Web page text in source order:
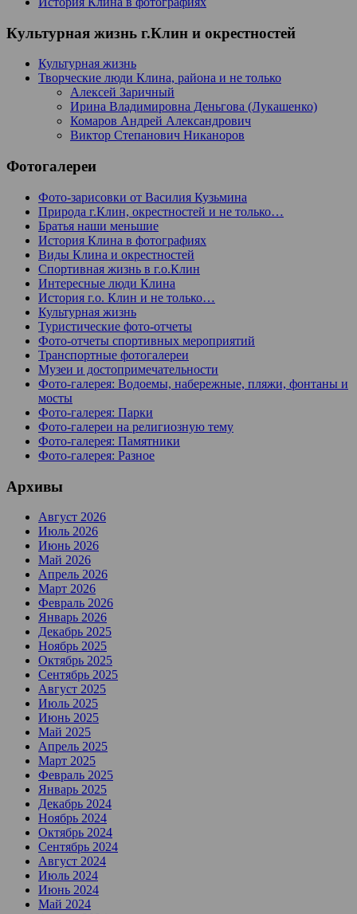
Культурная жизнь г.Клин и окрестностей
Культурная жизнь
Творческие люди Клина, района и не только
Алексей Заричный
Ирина Владимировна Деньгова (Лукашенко)
Комаров Андрей Александрович
Виктор Степанович Никаноров
Фотогалереи
Фото-зарисовки от Василия Кузьмина
Природа г.Клин, окрестностей и не только…
Братья наши меньшие
История Клина в фотографиях
Виды Клина и окрестностей
Спортивная жизнь в г.о.Клин
Интересные люди Клина
История г.о. Клин и не только…
Культурная жизнь
Туристические фото-отчеты
Фото-отчеты спортивных мероприятий
Транспортные фотогалереи
Музеи и достопримечательности
Фото-галерея: Водоемы, набережные, пляжи, фонтаны и
мосты
Фото-галерея: Парки
Фото-галереи на религиозную тему
Фото-галерея: Памятники
Фото-галерея: Разное
Архивы
Август 2026
Июль 2026
Июнь 2026
Май 2026
Апрель 2026
Март 2026
Февраль 2026
Январь 2026
Декабрь 2025
Ноябрь 2025
Октябрь 2025
Сентябрь 2025
Август 2025
Июль 2025
Июнь 2025
Май 2025
Апрель 2025
Март 2025
Февраль 2025
Январь 2025
Декабрь 2024
Ноябрь 2024
Октябрь 2024
Сентябрь 2024
Август 2024
Июль 2024
Июнь 2024
Май 2024